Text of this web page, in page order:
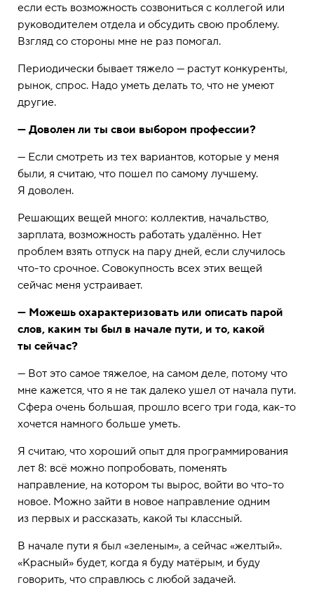
если есть возможность созвониться с коллегой или
руководителем отдела и обсудить свою проблему.
Взгляд со стороны мне не раз помогал.
Периодически бывает тяжело — растут конкуренты,
рынок, спрос. Надо уметь делать то, что не умеют
другие.
— Доволен ли ты свои выбором профессии?
— Если смотреть из тех вариантов, которые у меня
были, я считаю, что пошел по самому лучшему.
Я доволен.
Решающих вещей много: коллектив, начальство,
зарплата, возможность работать удалённо. Нет
проблем взять отпуск на пару дней, если случилось
что-то срочное. Совокупность всех этих вещей
сейчас меня устраивает.
— Можешь охарактеризовать или описать парой
слов, каким ты был в начале пути, и то, какой
ты сейчас?
— Вот это самое тяжелое, на самом деле, потому что
мне кажется, что я не так далеко ушел от начала пути.
Сфера очень большая, прошло всего три года, как-то
хочется намного больше уметь.
Я считаю, что хороший опыт для программирования
лет 8: всё можно попробовать, поменять
направление, на котором ты вырос, войти во что-то
новое. Можно зайти в новое направление одним
из первых и рассказать, какой ты классный.
В начале пути я был «зеленым», а сейчас «желтый».
«Красный» будет, когда я буду матёрым, и буду
говорить, что справлюсь с любой задачей.